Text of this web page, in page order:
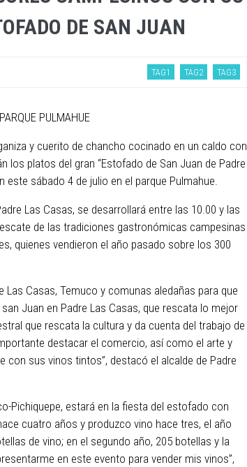
DE SAN JUAN
TAG1 TAG2 TAG3
PULMAHUE
y cuerito de chancho cocinado en un caldo con
los platos del gran “Estofado de San Juan de Padre
sábado 4 de julio en el parque Pulmahue.
Las Casas, se desarrollará entre las 10.00 y las
de las tradiciones gastronómicas campesinas
quienes vendieron el año pasado sobre los 300
Casas, Temuco y comunas aledañas para que
Juan en Padre Las Casas, que rescata lo mejor
que rescata la cultura y da cuenta del trabajo de
destacar el comercio, así como el arte y
sus vinos tintos”, destacó el alcalde de Padre
Pichiquepe, estará en la fiesta del estofado con
cuatro años y produzco vino hace tres, el año
de vino; en el segundo año, 205 botellas y la
en este evento para vender mis vinos”,